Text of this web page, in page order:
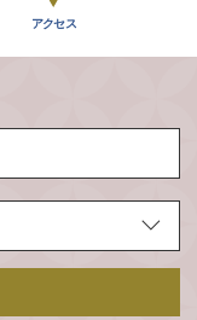
アクセス